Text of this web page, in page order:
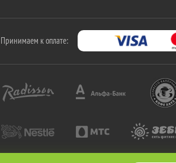
Принимаем к оплате: